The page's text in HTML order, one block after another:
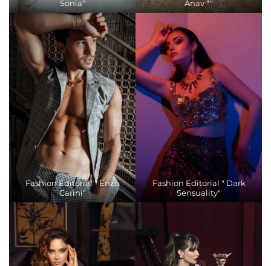
Sonia"
Anav ""
Fashion Editorial " Enzo
Carini"
Fashion Editorial " Dark
Sensuality"